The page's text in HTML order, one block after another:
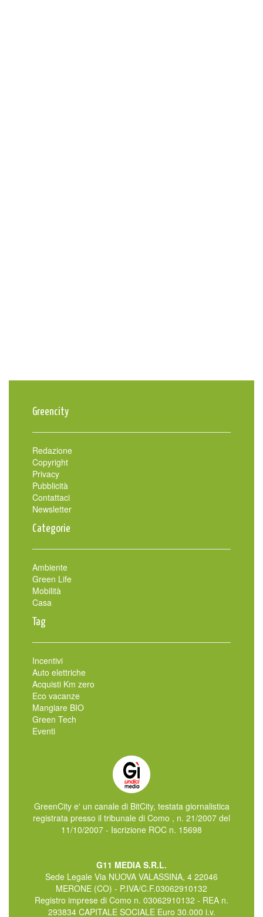
Greencity
Redazione
Copyright
Privacy
Pubblicità
Contattaci
Newsletter
Categorie
Ambiente
Green Life
Mobilità
Casa
Tag
Incentivi
Auto elettriche
Acquisti Km zero
Eco vacanze
Mangiare BIO
Green Tech
Eventi
GreenCity e' un canale di BitCity, testata giornalistica
registrata presso il tribunale di Como , n. 21/2007 del
11/10/2007 - Iscrizione ROC n. 15698
G11 MEDIA S.R.L.
Sede Legale Via NUOVA VALASSINA, 4 22046
MERONE (CO) - P.IVA/C.F.03062910132
Registro imprese di Como n. 03062910132 - REA n.
293834 CAPITALE SOCIALE Euro 30.000 i.v.